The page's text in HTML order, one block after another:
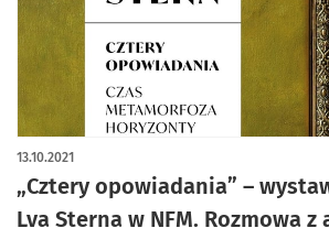
„Cztery opowiadania” –
Lva Sterna w NFM. Rozmowa
13.10.2021